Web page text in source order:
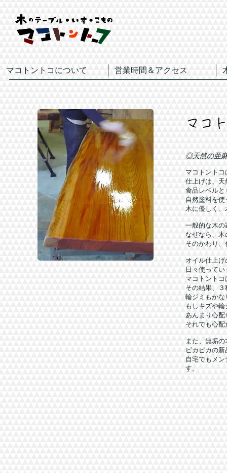
マコトントコについて 営業時間＆アクセス
マコ
◎天然の亜
マコトント
仕上げは、天
食品レベルと
自然塗料を
木に優しく、
一般的な木の
なぜなら、木
そのかわり
オイル仕上
日々使って
マコトント
その結果、
輪ジミもかな
もしキズや
あんまり心配
それでも心
また、無垢
ピカピカの
自宅でもメ
す。